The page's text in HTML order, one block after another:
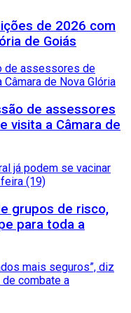
de 2026 com
de Goiás
de assessores
visita a Câmara de
grupos de risco,
para toda a